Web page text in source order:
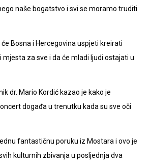
naše bogatstvo i svi se moramo truditi
Bosna i Hercegovina uspjeti kreirati
za sve i da će mladi ljudi ostajati u
dr. Mario Kordić kazao je kako je
događa u trenutku kada su sve oči
fantastičnu poruku iz Mostara i ovo je
kulturnih zbivanja u posljednja dva